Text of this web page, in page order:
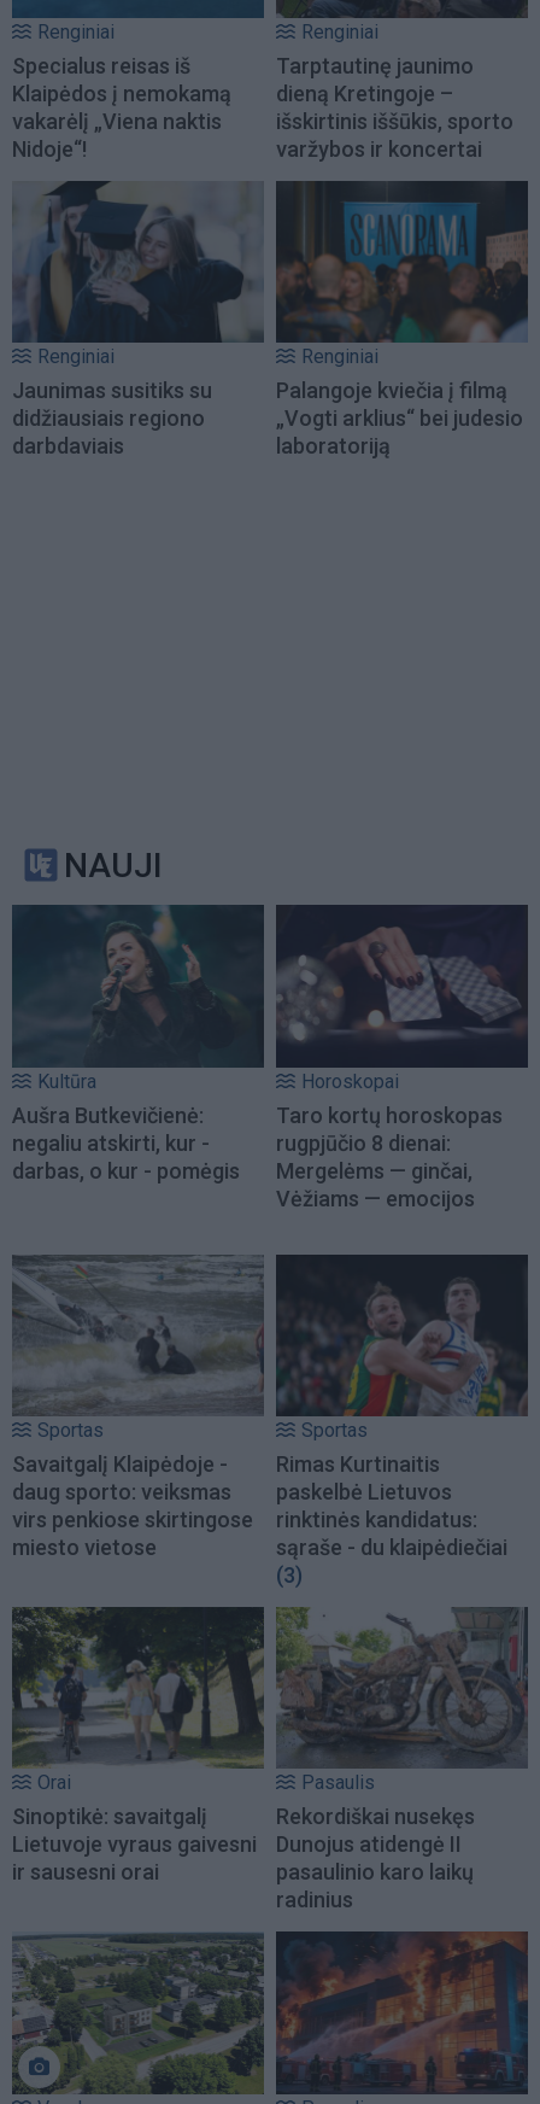
Renginiai
Specialus reisas iš
Klaipėdos į nemokamą
vakarėlį „Viena naktis
Nidoje“!
Renginiai
Tarptautinę jaunimo
dieną Kretingoje –
išskirtinis iššūkis, sporto
varžybos ir koncertai
Renginiai
Jaunimas susitiks su
didžiausiais regiono
darbdaviais
Renginiai
Palangoje kviečia į filmą
„Vogti arklius“ bei judesio
laboratoriją
NAUJI
Kultūra
Aušra Butkevičienė:
negaliu atskirti, kur -
darbas, o kur - pomėgis
Horoskopai
Taro kortų horoskopas
rugpjūčio 8 dienai:
Mergelėms — ginčai,
Vėžiams — emocijos
Sportas
Savaitgalį Klaipėdoje -
daug sporto: veiksmas
virs penkiose skirtingose
miesto vietose
Sportas
Rimas Kurtinaitis
paskelbė Lietuvos
rinktinės kandidatus:
sąraše - du klaipėdiečiai
(3)
Orai
Sinoptikė: savaitgalį
Lietuvoje vyraus gaivesni
ir sausesni orai
Pasaulis
Rekordiškai nusekęs
Dunojus atidengė II
pasaulinio karo laikų
radinius